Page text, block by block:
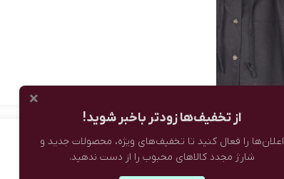
×
از تخفیف‌ها زودتر باخبر شوید!
اعلان‌ها را فعال کنید تا تخفیف‌های ویژه، محصولات جدید و
شارژ مجدد کالاهای محبوب را از دست ندهید.